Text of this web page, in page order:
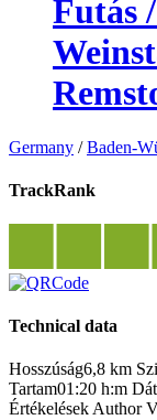
Futás
Germany /Baden-
TrackRank
Technical data
Hosszúság6,8 km
Tartam01:20 h:m
Értékelések Author